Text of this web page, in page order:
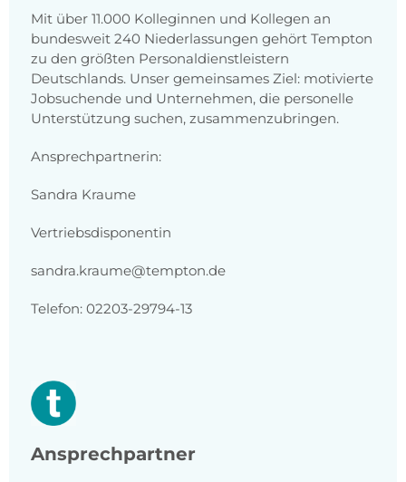
Mit über 11.000 Kolleginnen und Kollegen an
bundesweit 240 Niederlassungen gehört Tempton
zu den größten Personaldienstleistern
Deutschlands. Unser gemeinsames Ziel: motivierte
Jobsuchende und Unternehmen, die personelle
Unterstützung suchen, zusammenzubringen.
Ansprechpartnerin:
Sandra Kraume
Vertriebsdisponentin
sandra.kraume@tempton.de
Telefon: 02203-29794-13
Ansprechpartner